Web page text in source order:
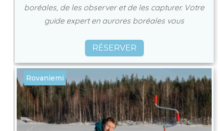
boréales, de les observer et de les capturer. Votre
guide expert en aurores boréales vous
RÉSERVER
Rovaniemi